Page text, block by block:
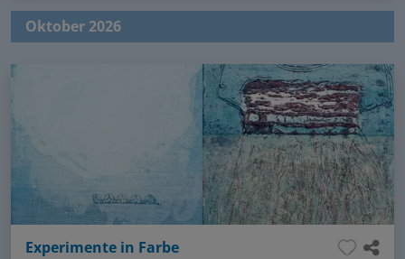
Oktober 2026
Experimente in Farbe